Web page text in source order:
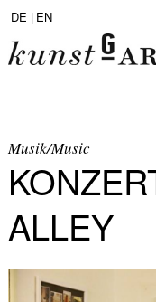
DE | EN
Musik/Music
ALLEY